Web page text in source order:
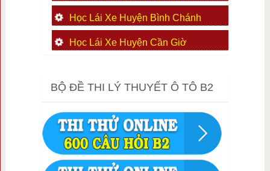
Học Lái Xe Huyện Bình Chánh
Học Lái Xe Huyện Cần Giờ
BỘ ĐỀ THI LÝ THUYẾT Ô TÔ B2